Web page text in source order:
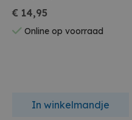
€ 14,95
Online op voorraad
In winkelmandje